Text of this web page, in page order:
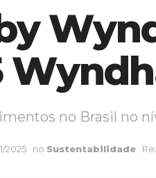
no Brasil no
2025 no Sustentabilidade